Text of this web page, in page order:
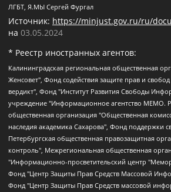
ЛГБТ, Я.МЫ Сергей Фургал
Источник: https://minjust.gov.ru/ru/
на 03.05.2024
* Реестр иностранных агентов:
Калининградская региональная общественная организация "Экозащита!-Женсовет", Фонд содействия защите прав и свобод граждан "Общественный вердикт", Фонд "Институт Развития Свободы Информации", Частное учреждение "Информационное агентство МЕМО. РУ", Региональная общественная организация "Общественная комиссия по сохранению наследия академика Сахарова", Фонд поддержки свободы прессы, Санкт-Петербургская общественная правозащитная организация "Гражданский контроль", Межрегиональная общественная организация "Информационно-просветительский центр "Мемориал", Региональный Фонд "Центр Защиты Прав Средств Массовой Информации", с 05.12.2023 Фонд "Центр Защиты Прав Средств массовой информации", Региональная общественная благотворительная организация помощи беженцам и мигрантам "Гражданское содействие", Негосударственное образовательное учреждение дополнительного профессионального образования (повышение квалификации) специалистов "АКАДЕМИЯ ПО ПРАВАМ ЧЕЛОВЕКА", Свердловская региональная общественная организация "Сутяжник", Автономная некоммерческая организация "Центр независимых социологических исследований", Союз общественных объединений "Российский исследовательский центр по правам человека", Региональное общественное учреждение научно-информационный центр "МЕМОРИАЛ", Некоммерческая организация "Фонд защиты гласности", Автономная некоммерческая организация "Институт прав человека", Городская общественная организация "Екатеринбургское общество "МЕМОРИАЛ", Городская общественная организация "Рязанское историко-просветительское и правозащитное общество "Мемориал" (Рязанский Мемориал), Челябинский региональный орган общественной самодеятельности – женское общественное объединение "Женщины Евразии", Челябинский региональный орган общественной самодеятельности "Уральская правозащитная группа", Фонд содействия защите здоровья и социальной справедливости имени Андрея Рылькова, Автономная Некоммерческая Организация "Аналитический Центр Юрия Левады", Автономная некоммерческая организация социальной поддержки населения "Проект Апрель", Региональная общественная организация помощи женщинам и детям, находящимся в кризисной ситуации "Информационно-методический центр "Анна", Фонд содействия развитию массовых коммуникаций и правовому просвещению "Так-так-Так", Фонд содействия устойчивому развитию "Серебряная тайга", Свердловский региональный общественный фонд социальных проектов "Новое время", "Idel.Реалии", Кавказ.Реалии, Крым.Реалии, Телеканал Настоящее Время, Татаро-башкирская служба Радио Свобода (Azatliq Radiosi), Радио Свободная Европа/Радио Свобода (PCE/PC), "Сибирь.Реалии", "Фактограф", Благотворительный фонд помощи осужденным и их семьям, Автономная некоммерческая организация "Институт глобализации и социальных движений", Фонд "В защиту прав заключенных", Частное учреждение "Центр поддержки и содействия развитию средств массовой информации", Пензенский региональный общественный благотворительный фонд "Гражданский союз", "Север.Реалии", Некоммерческая организация Фонд "Правовая инициатива", Общество с ограниченной ответственностью "Радио Свободная Европа/Радио Свобода", Чешское информационное агентство "MEDIUM-ORIENT", Красноярская региональная общественная организация "Мы против СПИДа", Камалягин Денис Николаевич, Маркелов Сергей Евгеньевич, Пономарев Лев Александрович, Савицкая Людмила Алексеевна, Автономная некоммерческая организация "Центр по работе с проблемой насилия "НАСИЛИЮ.НЕТ", Межрегиональный профессиональный союз работников здравоохранения "Альянс врачей", Юридическое лицо, зарегистрированное в Латвийской Республике, SIA "Medusa Project" (регистрационный номер 40103797863, дата регистрации 10.06.2014), Некоммерческая организация "Фонд по борьбе с коррупцией", Автономная некоммерческая организация "Институт права и публичной политики", Баданин Роман Сергеевич, Гликин Максим Александрович, Железнова Мария Михайловна, Лукьянова Юлия Сергеевна, Маетная Елизавета Витальевна, Маняхин Петр Борисович, Чуракова Ольга Владимировна, Ярош Юлия Петровна, Юридическое лицо "The Insider SIA", зарегистрированное в Риге, Латвийская Республика (дата регистрации 26.06.2015), являющееся администратором доменного имени интернет-издания "The Insider SIA", https://theins.ru, Постернак Алексей Евгеньевич, Рубин Михаил Аркадьевич, Анин Роман Александрович, Юридическое лицо Istories fonds, зарегистрированное в Латвийской Республике (регистрационный номер 50008295751, дата регистрации 24.02.2020), Великовский Дмитрий Александрович, Долинина Ирина Николаевна, Мароховская Алеся Алексеевна, Шлейнов Роман Юрьевич, Шмагун Олеся Валентиновна, Общество с ограниченной ответственностью "Альтаир 2021", Общество с ограниченной ответственностью "Вега 2021", Общество с ограниченной ответственностью "Главный редактор 2021", Общество с ограниченной ответственностью "Ромашки монолит", Важенков Артем Валерьевич, Ивановская областная общественная организация "Центр гендерных исследований", Гурман Юрий Альбертович, Медиапроект "ОВД-Инфо", Егоров Владимир Владимирович, Жилинский Владимир Александрович, Общество с ограниченной ответственностью "ЗП", Иванова София Юрьевна, Карезина Инна Павловна, Кильтау Екатерина Викторовна, Петров Алексей Викторович, Пискунов Сергей Евгеньевич, Смирнов Сергей Сергеевич, Тихонов Михаил Сергеевич, Общество с ограниченной ответственностью "ЖУРНАЛИСТ-ИНОСТРАННЫЙ АГЕНТ", Арапова Галина Юрьевна, Вольтская Татьяна Анатольевна, Американская компания "Mason G.E.S. Anonymous Foundation" (США), являющаяся владельцем интернет-издания https://mnews.world/, Компания "Stichting Bellingcat", зарегистрированная в Нидерландах (дата регистрации 11.07.2018), Захаров Андрей Вячеславович, Клепиковская Екатерина Дмитриевна, Общество с ограниченной ответственностью "МЕМО", Перл Роман Александрович, Симонов Евгений Алексеевич, Соловьева Елена Анатольевна, Сотников Даниил Владимирович, Сурначева Елизавета Дмитриевна, Автономная некоммерческая организация по защите прав человека и информированию населения "Якутия – Наше Мнение", Общество с ограниченной ответственностью "Москоу диджитал медиа", с 26.01.2023 Общество с ограниченной ответственностью "Чайка Белые сады", Ветошкина Валерия Валерьевна, Заговора Максим Александрович, Межрегиональное общественное движение "Российская ЛГБТ - сеть", Оленичев Максим Владимирович, Павлов Иван Юрьевич, Скворцова Елена Сергеевна, Общество с ограниченной ответственностью "Как бы инагент", Кочетков Игорь Викторович, Общество с ограниченной ответственностью "Честные выборы", Еланчик Олег Александрович, Общество с ограниченной ответственностью "Нобелевский призыв", Гималова Регина Эмилевна, Григорьев Андрей Валерьевич, Григорьева Алина Александровна, Ассоциация по содействию защите прав призывников, альтернативнослужащих и военнослужащих "Правозащитная группа "Гражданин.Армия.Право",